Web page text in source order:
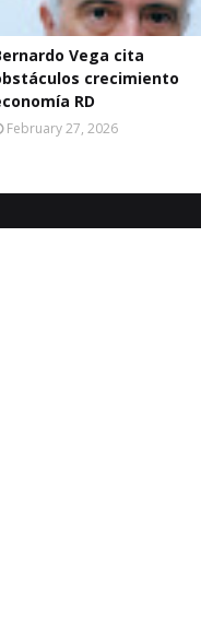
Vega cita
crecimiento
RD
February 27, 2026